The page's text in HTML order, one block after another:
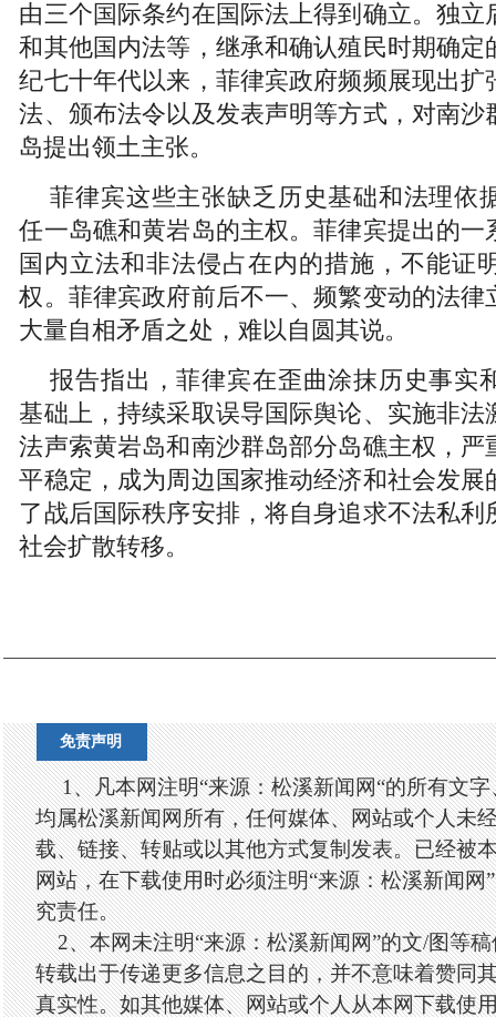
由三个国际条约在国际法上得到确立。独立
和其他国内法等，继承和确认殖民时期确定
纪七十年代以来，菲律宾政府频频展现出扩
法、颁布法令以及发表声明等方式，对南沙
岛提出领土主张。
菲律宾这些主张缺乏历史基础和法理依
任一岛礁和黄岩岛的主权。菲律宾提出的一
国内立法和非法侵占在内的措施，不能证
权。菲律宾政府前后不一、频繁变动的法律
大量自相矛盾之处，难以自圆其说。
报告指出，菲律宾在歪曲涂抹历史事实
基础上，持续采取误导国际舆论、实施非法
法声索黄岩岛和南沙群岛部分岛礁主权，严
平稳定，成为周边国家推动经济和社会发展
了战后国际秩序安排，将自身追求不法私利
社会扩散转移。
免责声明
1、凡本网注明“来源：松溪新闻网“的所有文
均属松溪新闻网所有，任何媒体、网站或个人未
载、链接、转贴或以其他方式复制发表。已经被
网站，在下载使用时必须注明“来源：松溪新闻网
究责任。
2、本网未注明“来源：松溪新闻网”的文/图等稿
转载出于传递更多信息之目的，并不意味着赞同
真实性。如其他媒体、网站或个人从本网下载使